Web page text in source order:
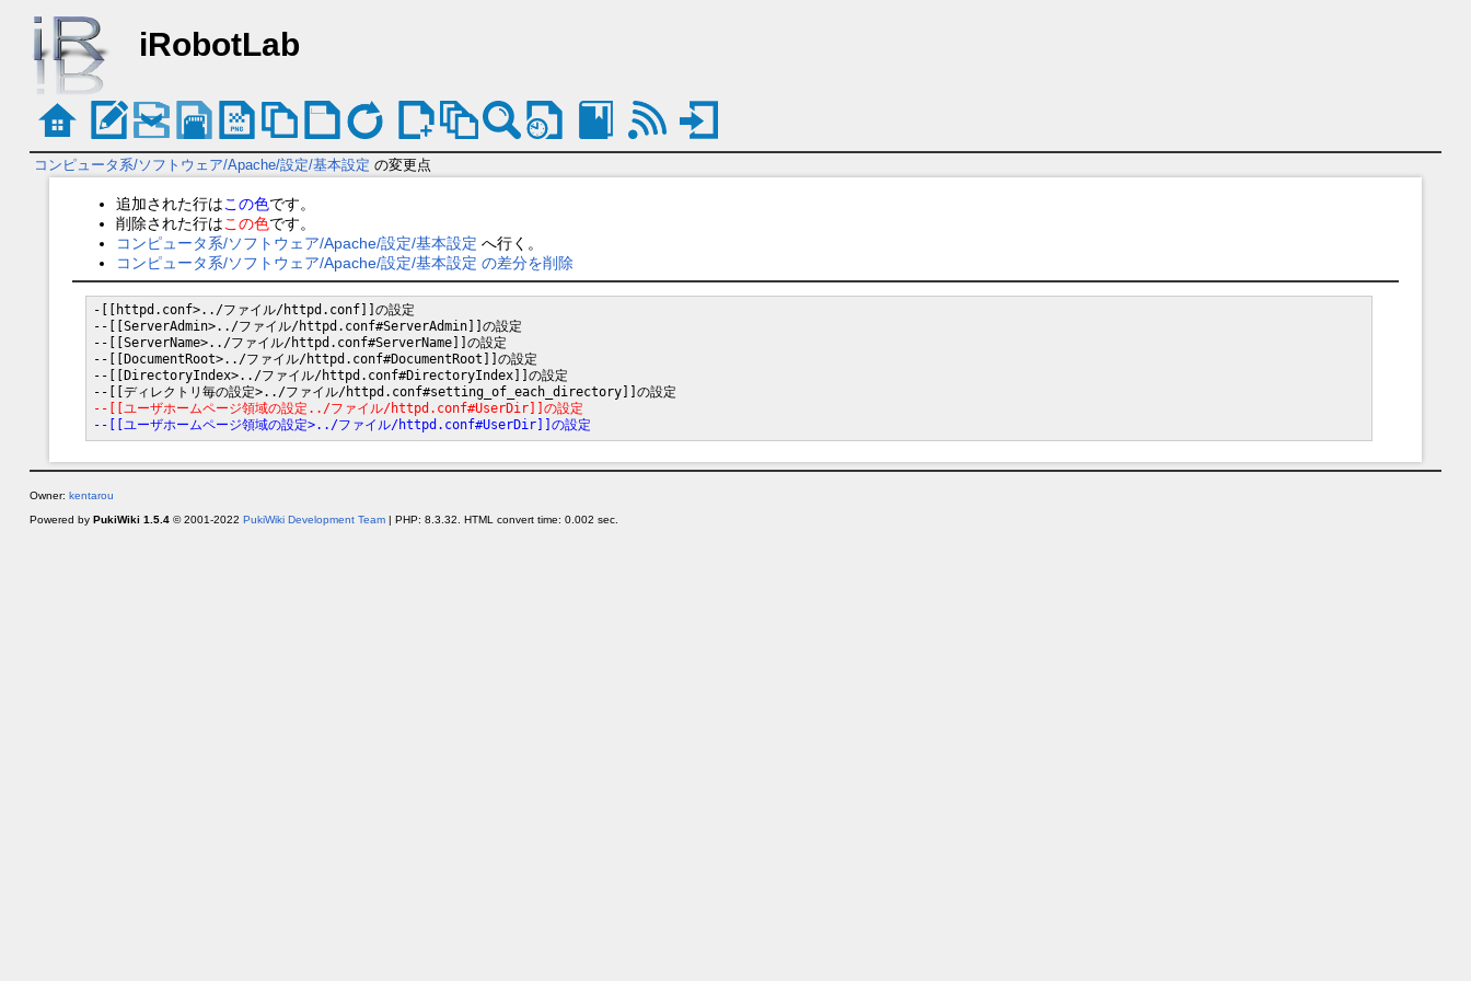
iRobotLab
コンピュータ系/ソフトウェア/Apache/設定/基本設定 の変更点
追加された行はこの色です。
削除された行はこの色です。
コンピュータ系/ソフトウェア/Apache/設定/基本設定 へ行く。
コンピュータ系/ソフトウェア/Apache/設定/基本設定 の差分を削除
-[[httpd.conf>../ファイル/httpd.conf]]の設定
--[[ServerAdmin>../ファイル/httpd.conf#ServerAdmin]]の設定
--[[ServerName>../ファイル/httpd.conf#ServerName]]の設定
--[[DocumentRoot>../ファイル/httpd.conf#DocumentRoot]]の設定
--[[DirectoryIndex>../ファイル/httpd.conf#DirectoryIndex]]の設定
--[[ユーザホームページ領域の設定../ファイル/httpd.conf#UserDir]]の設定
--[[ユーザホームページ領域の設定>../ファイル/httpd.conf#UserDir]]の設定
Owner: kentarou
Powered by PukiWiki 1.5.4© 2001-2022 PukiWiki Development Team| PHP: 8.3.32. HTML convert time: 0.002 sec.